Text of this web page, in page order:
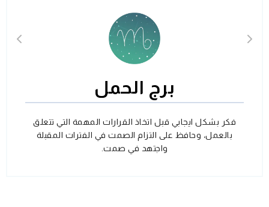
برج الحمل
فكر بشكل ايجابي قبل اتخاذ القرارات المهمة التي تتعلق
بالعمل، وحافظ على التزام الصمت في الفترات المقبلة
واجتهد في صمت.